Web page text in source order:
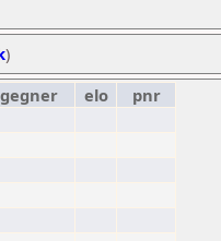
)
gegner elo
pnr